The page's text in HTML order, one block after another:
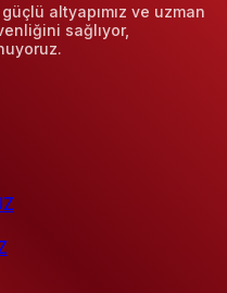
altyapımız ve uzman
sağlıyor,